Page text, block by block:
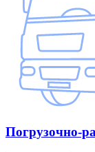
Погрузочно-